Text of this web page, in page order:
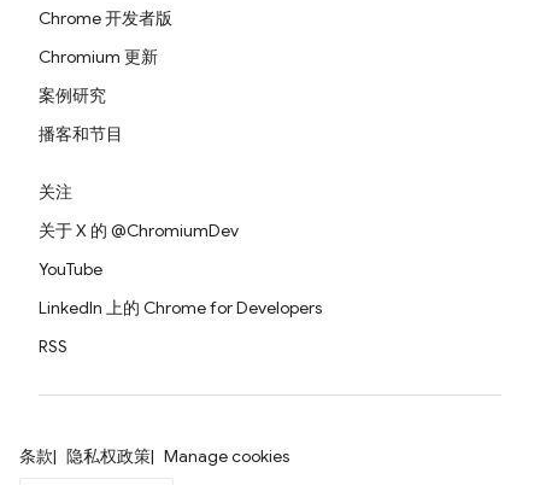
Chrome 开发者版
Chromium 更新
案例研究
播客和节目
关注
关于 X 的 @ChromiumDev
YouTube
LinkedIn 上的 Chrome for Developers
RSS
条款 隐私权政策 Manage cookies